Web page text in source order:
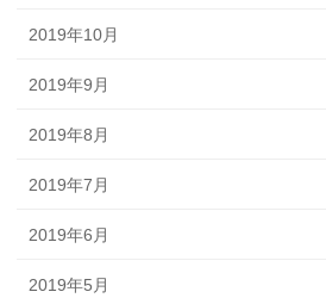
2019年10月
2019年9月
2019年8月
2019年7月
2019年6月
2019年5月